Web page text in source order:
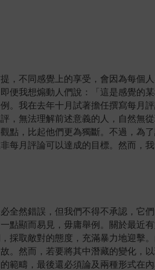
不同感覺上的享受，會因為每個
便我想煽動人們說：「這是感覺的
。我在去年十月試著擔任撰寫每月
，無法理解前述意義的人，自然無
點，比起他們更為獨斷。不過，為
每月評論可以達成的目標。然而，
然錯誤，但我們不得不承認，它
點顯而易見，毋庸舉例。關於最近
採取敵對的態度，充滿暴力地迎擊
。然而，若要將其中潛藏的變化，
範疇，最後還必須論及兩種形式在